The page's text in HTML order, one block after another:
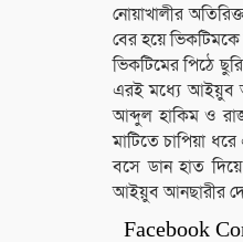
নোয়াখালীর
বের হয়ে
ভিকটিমের পিঠে
এরই মধ্যে আইয়ুব
আব্দুল হাকিম ও
মাটিতে চাপিয়া
বসে ডান হাত
আইয়ুব আনছারীর
Facebook